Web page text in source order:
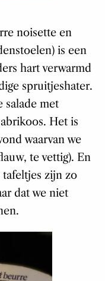
noisette en
is een
hart verwarmd
spruitjeshater.
salade met
Het is
waarvan we
te vettig). En
zijn zo
dat we niet